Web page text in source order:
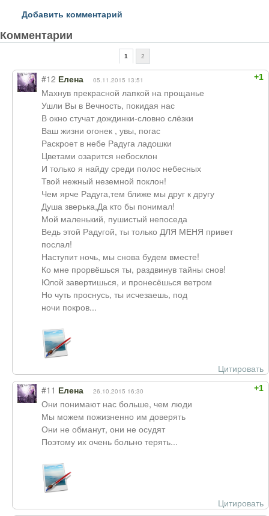
Добавить комментарий
Комментарии
1 2
+1
#12 Елена 05.11.2015 13:51
Махнув прекрасной лапкой на прощанье
Ушли Вы в Вечность, покидая нас
В окно стучат дождинки-словно слёзки
Ваш жизни огонек , увы, погас
Раскроет в небе Радуга ладошки
Цветами озарится небосклон
И только я найду среди полос небесных
Твой нежный неземной поклон!
Чем ярче Радуга,тем ближе мы друг к другу
Душа зверька,Да кто бы понимал!
Мой маленький, пушистый непоседа
Ведь этой Радугой, ты только ДЛЯ МЕНЯ привет
послал!
Наступит ночь, мы снова будем вместе!
Ко мне прорвёшься ты, раздвинув тайны снов!
Юлой завертишься, и пронесёшься ветром
Но чуть проснусь, ты исчезаешь, под
ночи покров...
Цитировать
+1
#11 Елена 26.10.2015 16:30
Они понимают нас больше, чем люди
Мы можем пожизненно им доверять
Они не обманут, они не осудят
Поэтому их очень больно терять...
Цитировать